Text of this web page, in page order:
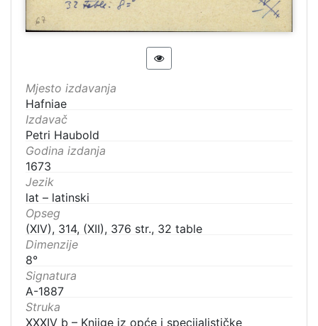
Mjesto izdavanja
Hafniae
Izdavač
Petri Haubold
Godina izdanja
1673
Jezik
lat – latinski
Opseg
(XIV), 314, (XII), 376 str., 32 table
Dimenzije
8°
Signatura
A-1887
Struka
XXXIV b – Knjige iz opće i specijalističke